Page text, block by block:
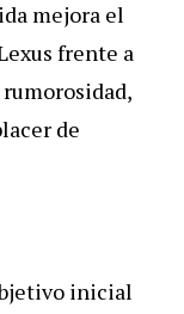
mejora el
frente a
de
inicial